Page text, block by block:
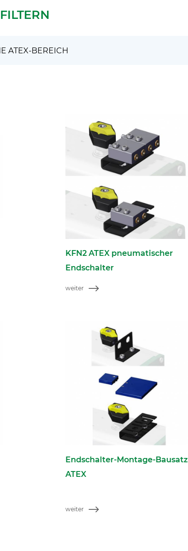
KFN2 ATEX pneumatischer
Endschalter
weiter
Endschalter-Montage-Bausatz
ATEX
weiter